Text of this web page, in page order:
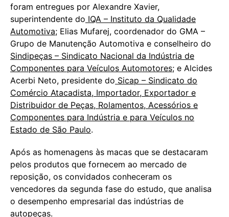
foram entregues por Alexandre Xavier,
superintendente do IQA – Instituto da Qualidade
Automotiva; Elias Mufarej, coordenador do GMA –
Grupo de Manutenção Automotiva e conselheiro do
Sindipeças – Sindicato Nacional da Indústria de
Componentes para Veículos Automotores; e Alcides
Acerbi Neto, presidente do Sicap – Sindicato do
Comércio Atacadista, Importador, Exportador e
Distribuidor de Peças, Rolamentos, Acessórios e
Componentes para Indústria e para Veículos no
Estado de São Paulo.
Após as homenagens às macas que se destacaram
pelos produtos que fornecem ao mercado de
reposição, os convidados conheceram os
vencedores da segunda fase do estudo, que analisa
o desempenho empresarial das indústrias de
autopeças.